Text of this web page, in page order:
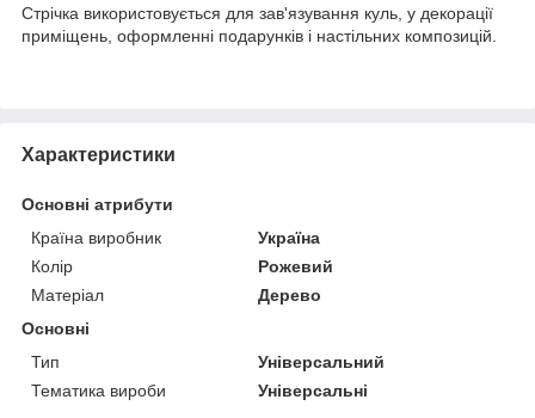
Стрічка використовується для зав'язування куль, у декорації
приміщень, оформленні подарунків і настільних композицій.
Характеристики
Основні атрибути
Країна виробник
Україна
Колір
Рожевий
Матеріал
Дерево
Основні
Тип
Універсальний
Тематика вироби
Універсальні